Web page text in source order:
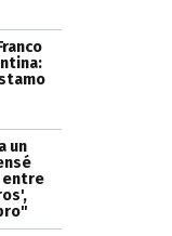
un
entre